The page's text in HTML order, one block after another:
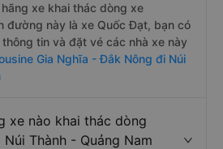
xe khai thác dòng xe
đường này là xe Quốc Đạt, bạn có
tin và đặt vé các nhà xe này
Gia Nghĩa - Đắk Nông đi Núi
xe nào khai thác dòng
Thành - Quảng Nam